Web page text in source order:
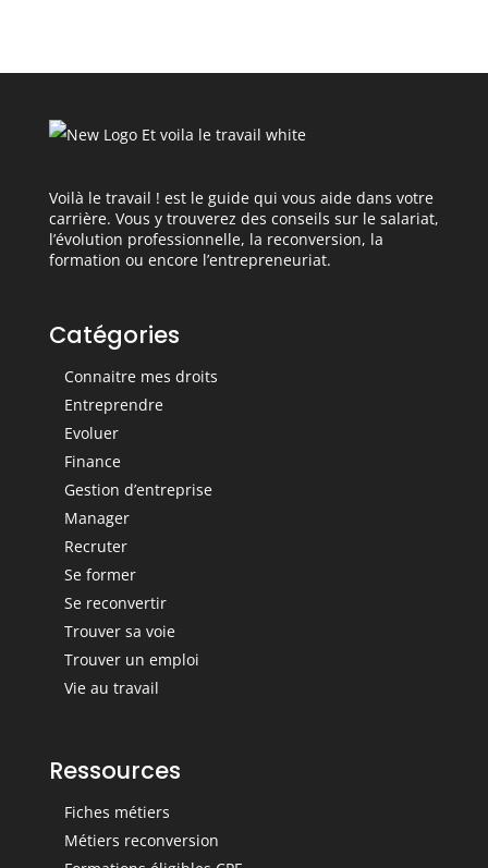
Voilà le travail ! est le guide qui vous aide dans votre
carrière. Vous y trouverez des conseils sur le salariat,
l’évolution professionnelle, la reconversion, la
formation ou encore l’entrepreneuriat.
Catégories
Connaitre mes droits
Entreprendre
Evoluer
Finance
Gestion d’entreprise
Manager
Recruter
Se former
Se reconvertir
Trouver sa voie
Trouver un emploi
Vie au travail
Ressources
Fiches métiers
Métiers reconversion